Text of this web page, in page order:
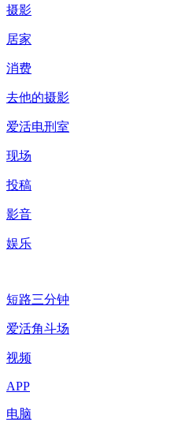
摄影
居家
消费
去他的摄影
爱活电刑室
现场
投稿
影音
娱乐
短路三分钟
爱活角斗场
视频
APP
电脑